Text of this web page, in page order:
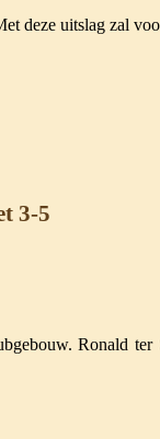
deze uitslag zal
3-5
Ronald